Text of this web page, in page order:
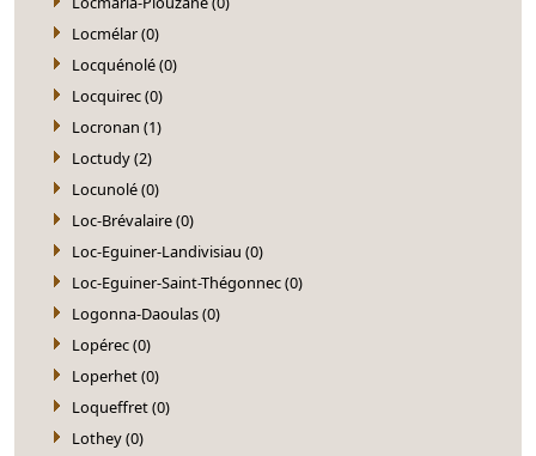
Locmélar (0)
Locquénolé (0)
Locquirec (0)
Locronan (1)
Loctudy (2)
Locunolé (0)
Loc-Brévalaire (0)
Loc-Eguiner-Landivisiau (0)
Loc-Eguiner-Saint-Thégonnec (0)
Logonna-Daoulas (0)
Lopérec (0)
Loperhet (0)
Loqueffret (0)
Lothey (0)